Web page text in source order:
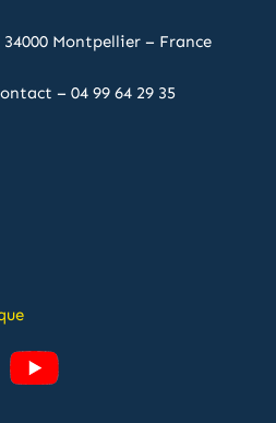
Montpellier – France
– 04 99 64 29 35